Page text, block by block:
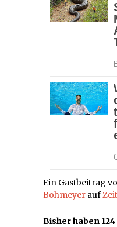
Ein Gastbeitrag
Bohmeyer auf
Bisher haben